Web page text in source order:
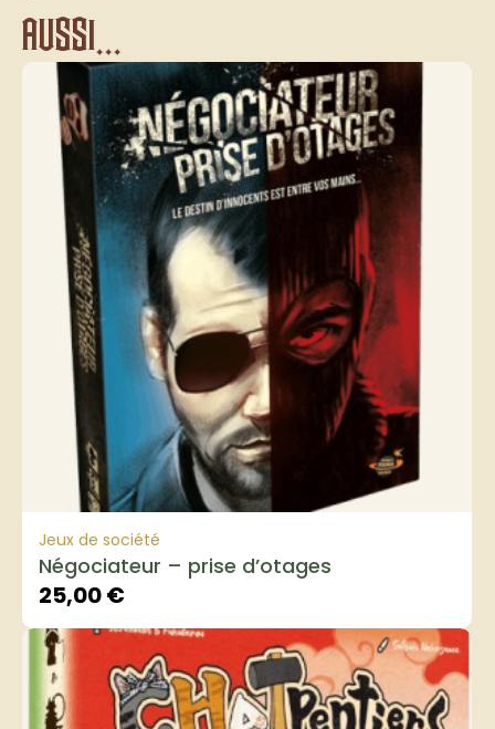
aussi...
Jeux de société
Négociateur – prise d’otages
25,00€